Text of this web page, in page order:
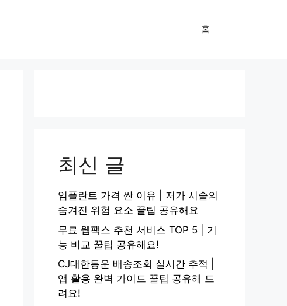
홈
최신 글
임플란트 가격 싼 이유 | 저가 시술의
숨겨진 위험 요소 꿀팁 공유해요
무료 웹팩스 추천 서비스 TOP 5 | 기
능 비교 꿀팁 공유해요!
CJ대한통운 배송조회 실시간 추적 |
앱 활용 완벽 가이드 꿀팁 공유해 드
려요!